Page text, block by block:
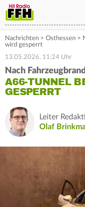
Nachrichten > Osthessen >
wird gesperrt
13.05.2026, 11:24 Uhr
Nach Fahrzeugbrand
A66-TUNNEL
GESPERRT
Leiter
Olaf